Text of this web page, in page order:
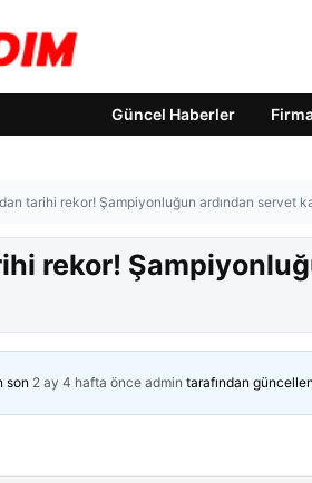
Güncel Haberler
tarihi rekor! Şampiyonluğun ardından servet
rekor!
son 2 ay 4 hafta önce admin tarafından